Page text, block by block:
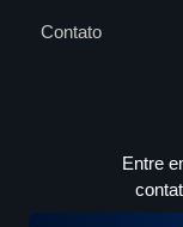
Contato
Entre